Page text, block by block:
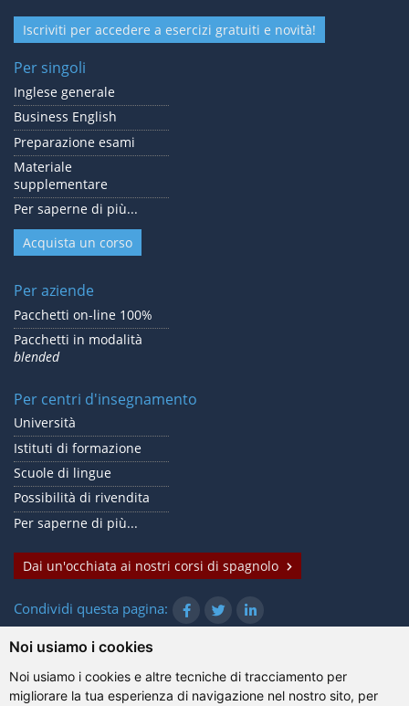
Noi usiamo i cookies
Noi usiamo i cookies e altre tecniche di tracciamento per
migliorare la tua esperienza di navigazione nel nostro sito, per
Iscriviti per accedere a esercizi gratuiti e novità!
Per singoli
Inglese generale
Business English
Preparazione esami
Materiale
supplementare
Per saperne di più...
Acquista un corso
Per aziende
Pacchetti on-line 100%
Pacchetti in modalità
blended
Per centri d'insegnamento
Università
Istituti di formazione
Scuole di lingue
Possibilità di rivendita
Per saperne di più...
Dai un'occhiata ai nostri corsi di spagnolo
Condividi questa pagina:
© Gazanta Project 2026